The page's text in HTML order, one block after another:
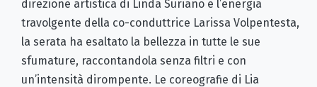
direzione artistica di Linda Suriano e l’energia
travolgente della co-conduttrice Larissa Volpentesta,
la serata ha esaltato la bellezza in tutte le sue
sfumature, raccontandola senza filtri e con
un’intensità dirompente. Le coreografie di Lia